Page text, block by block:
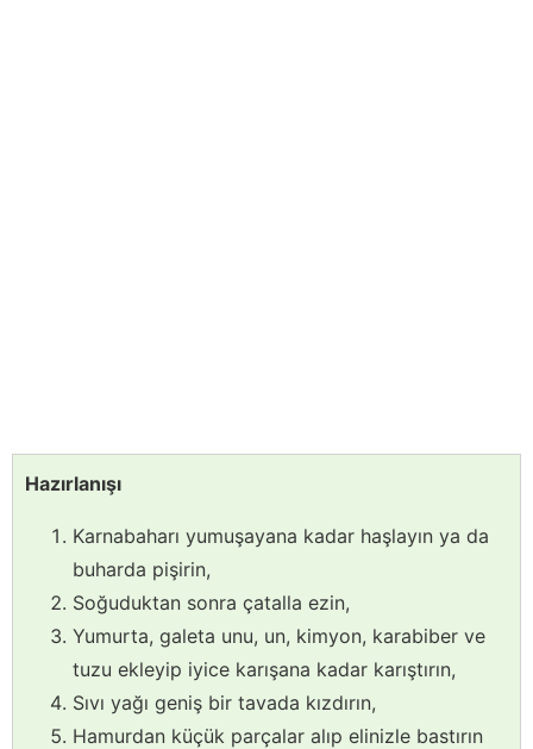
Hazırlanışı
Karnabaharı yumuşayana kadar haşlayın ya da
buharda pişirin,
Soğuduktan sonra çatalla ezin,
Yumurta, galeta unu, un, kimyon, karabiber ve
tuzu ekleyip iyice karışana kadar karıştırın,
Sıvı yağı geniş bir tavada kızdırın,
Hamurdan küçük parçalar alıp elinizle bastırın